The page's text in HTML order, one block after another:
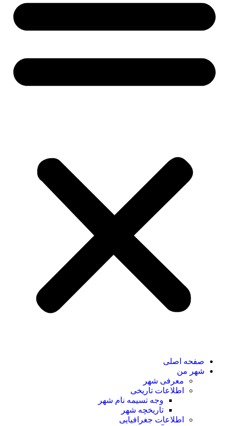
صفحه اصلی
شهر من
معرفی شهر
اطلاعات تاریخی
وجه تسیمه نام شهر
تاریخچه شهر
اطلاعات جغرافیایی